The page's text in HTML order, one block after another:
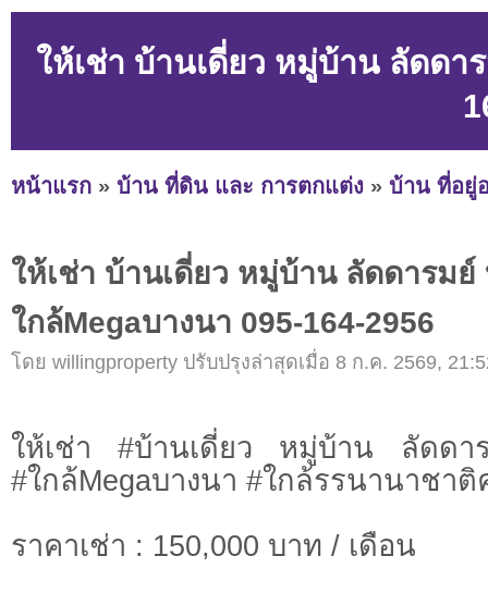
ให้เช่า บ้านเดี่ยว หมู่บ้าน ลัดดา
หน้าแรก » บ้าน ที่ดิน และ การตกแต่ง » บ้าน ที่อยู่
ให้เช่า บ้านเดี่ยว หมู่บ้าน ลัดดารมย์
ใกล้Megaบางนา 095-164-2956
โดย willingproperty ปรับปรุงล่าสุดเมื่อ 8 ก.ค. 2569,
ให้เช่า #บ้านเดี่ยว หมู่บ้าน ลัดด
#ใกล้Megaบางนา #ใกล้รรนานาชา
ราคาเช่า : 150,000 บาท / เดือน